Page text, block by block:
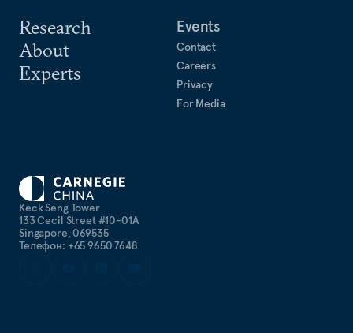
Keck Seng Tower
133 Cecil Street #10-01A
Singapore, 069535
Телефон: +65 9650 7648
Research
About
Experts
Events
Contact
Careers
Privacy
For Media